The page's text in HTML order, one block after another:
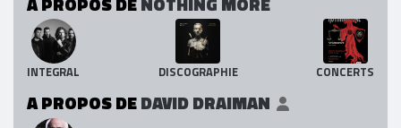
INTEGRAL DISCOGRAPHIE CONCERTS
A PROPOS DEDAVID DRAIMAN